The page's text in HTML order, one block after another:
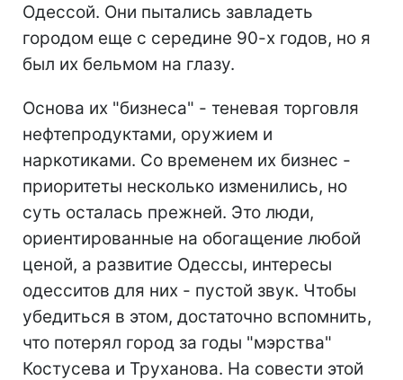
Одессой. Они пытались завладеть
городом еще с середине 90-х годов, но я
был их бельмом на глазу.
Основа их "бизнеса" - теневая торговля
нефтепродуктами, оружием и
наркотиками. Со временем их бизнес -
приоритеты несколько изменились, но
суть осталась прежней. Это люди,
ориентированные на обогащение любой
ценой, а развитие Одессы, интересы
одесситов для них - пустой звук. Чтобы
убедиться в этом, достаточно вспомнить,
что потерял город за годы "мэрства"
Костусева и Труханова. На совести этой